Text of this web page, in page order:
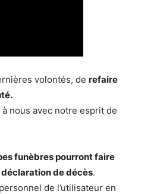
volontés, de refaire
nous avec notre esprit de
funèbres pourront faire
de décès.
de l’utilisateur en